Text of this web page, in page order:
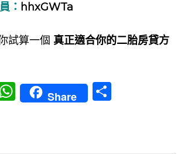
： hhxGWTa
試算一個 真正適合你的二胎房貸方
W
h
Share
分